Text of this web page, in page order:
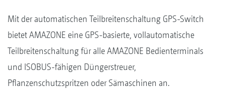
Mit der automatischen Teilbreitenschaltung GPS-Switch
bietet AMAZONE eine GPS-basierte, vollautomatische
Teilbreitenschaltung für alle AMAZONE Bedienterminals
und ISOBUS-fähigen Düngerstreuer,
Pflanzenschutzspritzen oder Sämaschinen an.